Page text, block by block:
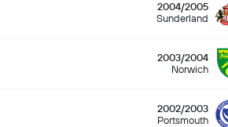
2004/2005
Sunderland
2003/2004
Norwich
2002/2003
Portsmouth